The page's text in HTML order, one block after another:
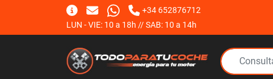
+34 652876712
LUN - VIE: 10 a 18h // SAB: 10 a 14h